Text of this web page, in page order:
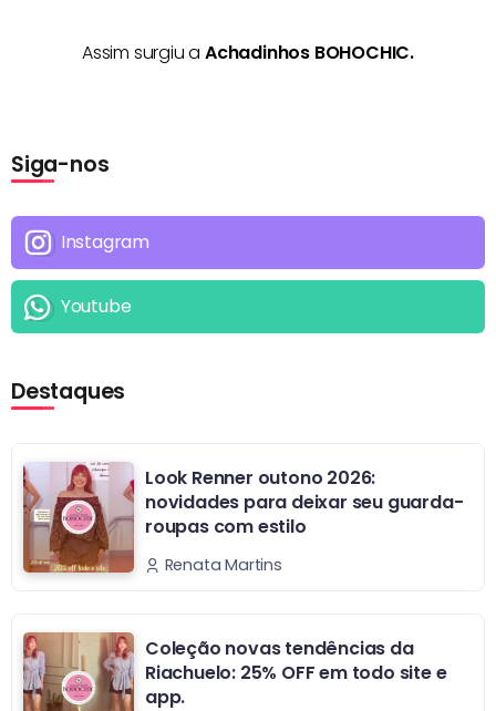
Assim surgiu a Achadinhos BOHOCHIC.
Siga-nos
Instagram
Youtube
Destaques
Look Renner outono 2026:
novidades para deixar seu guarda-
roupas com estilo
Renata Martins
Coleção novas tendências da
Riachuelo: 25% OFF em todo site e
app.